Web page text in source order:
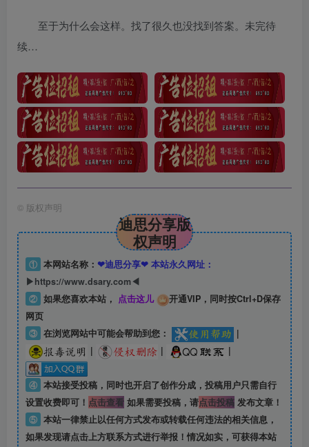
至于为什么会这样。找了很久也没找到答案。未完待
续…
© 版权声明
迪思分享版
权声明
① 本网站名称： ❤迪思分享❤ 本站永久网址：
▶https://www.dsary.com◀
② 如果您喜欢本站， 点击这儿
开通VIP，同时按Ctrl+D保存
网页
③ 在浏览网站中可能会帮助到您：
|
|
| |
④ 本站接受投稿，同时也开启了创作分成，投稿用户只需自行
设置收费即可！ 点击查看如果需要投稿，请点击投稿发布文章！
⑤ 本站一律禁止以任何方式发布或转载任何违法的相关信息，
如果发现请点击上方联系方式进行举报！情况如实，可获得本站